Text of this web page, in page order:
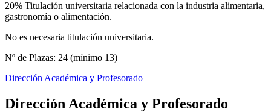
20% Titulación universitaria relacionada con la industria alimentaria,
gastronomía o alimentación.
No es necesaria titulación universitaria.
Nº de Plazas: 24 (mínimo 13)
Dirección Académica y Profesorado
Dirección Académica y Profesorado